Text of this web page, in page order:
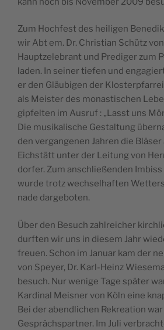
Zum Hoch­fest des hei­li­gen
wir Abt em. Dr. Chris­tian Schütz
Haupt­ze­le­brant und Pre­di­ger zum
la­den. In sei­ner tie­fen und
er den Gläu­bi­gen der
als Meis­ter des monas­ti­schen
gip­fel­ten im Aus­ruf : „Lasst uns
Die musi­ka­lische Ges­tal­tung
den ver­gan­ge­nen Jah­ren die
Eichstätt unter der Lei­tung von
dor­fer. Zum anschließen­den
wurde trotz wech­sel­haf­ten
nade dargeboten.
Über den Besuch zahl­rei­cher
durf­ten wir uns in die­sem Jahr
freuen. Schon im Januar kam der
von Speyer, Dr. Karl-Heinz
be­such. Nur wenige Tage spä­ter
Kar­di­nal Meis­ner von Köln eine
Bei der abend­li­chen Rekrea­tion
Ges­prächs­part­ner. Im Juli